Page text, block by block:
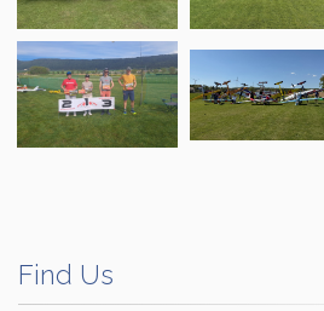
Find Us